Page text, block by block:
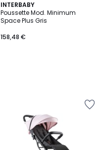
INTERBABY
Poussette Mod. Minimum
Space Plus Gris
158,48 €